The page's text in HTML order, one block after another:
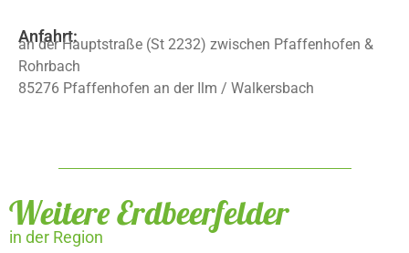
Anfahrt:
an der Hauptstraße (St 2232) zwischen Pfaffenhofen &
Rohrbach
85276 Pfaffenhofen an der Ilm / Walkersbach
Weitere Erdbeerfelder
in der Region